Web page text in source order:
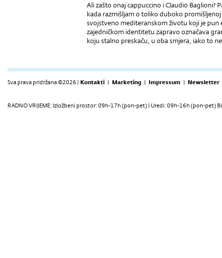
Ali zašto onaj cappuccino i Claudio Baglioni?
kada razmišljam o toliko duboko
svojstveno mediteranskom životu koji je
zajedničkom identitetu zapravo označava
koju stalno preskaču, u oba smjera, iako to
Sva prava pridržana ©2026 | Kontakti | Marketing | Impressum | Newsletter
RADNO VRIJEME: Izložbeni prostor: 09h-17h (pon-pet) | Uredi: 09h-16h (pon-pet)